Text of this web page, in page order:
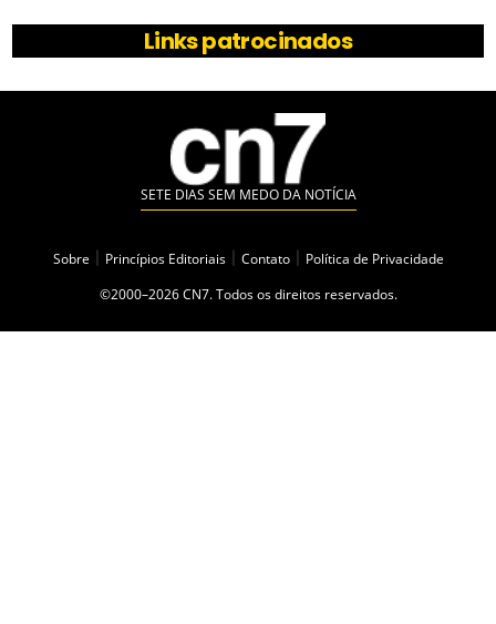
Links patrocinados
SETE DIAS SEM MEDO DA NOTÍCIA
Sobre Princípios Editoriais Contato
Política de Privacidade
©2000–2026 CN7. Todos os direitos reservados.